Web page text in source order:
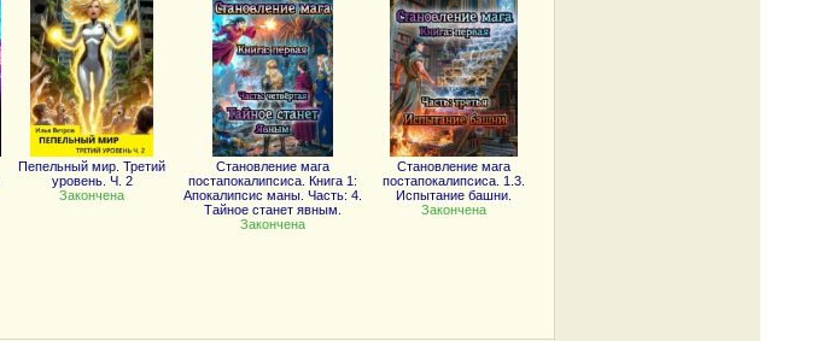
Пепельный мир. Третий
уровень. Ч. 2
Закончена
Становление мага
постапокалипсиса. Книга 1:
Апокалипсис маны. Часть: 4.
Тайное станет явным.
Закончена
Становление мага
постапокалипсиса. 1.3.
Испытание башни.
Закончена